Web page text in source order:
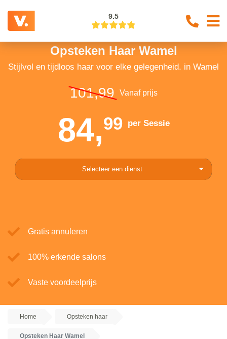
9.5
Opsteken Haar Wamel
Stijlvol en tijdloos haar voor elke gelegenheid. in Wamel
101,99 Vanaf prijs
84,99per Sessie
Selecteer een dienst
Gratis annuleren
100% erkende salons
Vaste voordeelprijs
Home Opsteken haar
Opsteken Haar Wamel